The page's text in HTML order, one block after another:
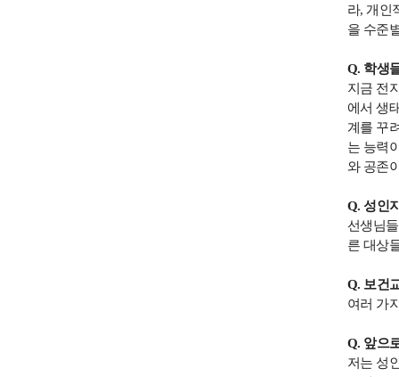
라, 개인
을 수준
Q. 학생
지금 전
에서 생
계를 꾸
는 능력
와 공존
Q.성인
선생님
른 대상
Q. 보건
여러 가
Q. 앞으
저는 성